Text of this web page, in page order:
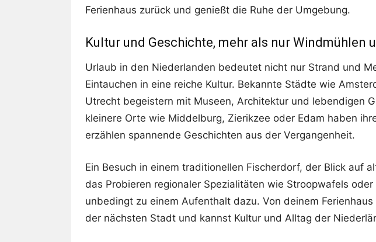
Ferienhaus zurück und genießt die Ruhe der Umgebung.
Kultur und Geschichte, mehr als nur Windmühlen
Urlaub in den Niederlanden bedeutet nicht nur Strand und
Eintauchen in eine reiche Kultur. Bekannte Städte wie
Utrecht begeistern mit Museen, Architektur und lebendigen
kleinere Orte wie Middelburg, Zierikzee oder Edam haben
erzählen spannende Geschichten aus der Vergangenheit.
Ein Besuch in einem traditionellen Fischerdorf, der Blick auf
das Probieren regionaler Spezialitäten wie Stroopwafels
unbedingt zu einem Aufenthalt dazu. Von deinem
der nächsten Stadt und kannst Kultur und Alltag der